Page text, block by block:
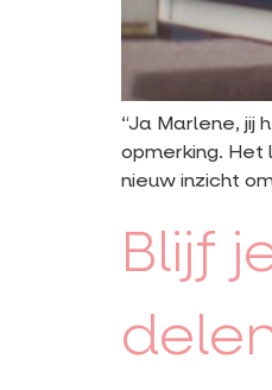
“Ja Marlene, jij
opmerking.
nieuw inzicht
Blijf